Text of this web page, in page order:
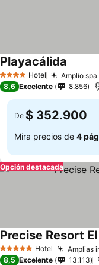
4 EstrellasHotel Amplio
Playacálida
8,6 Excelente 8.856
De $ 352.900
Mira precios de 4
Opción destacada
5 Estrellas Hotel Amplias
Precise Resort
8,5 Excelente 13.113